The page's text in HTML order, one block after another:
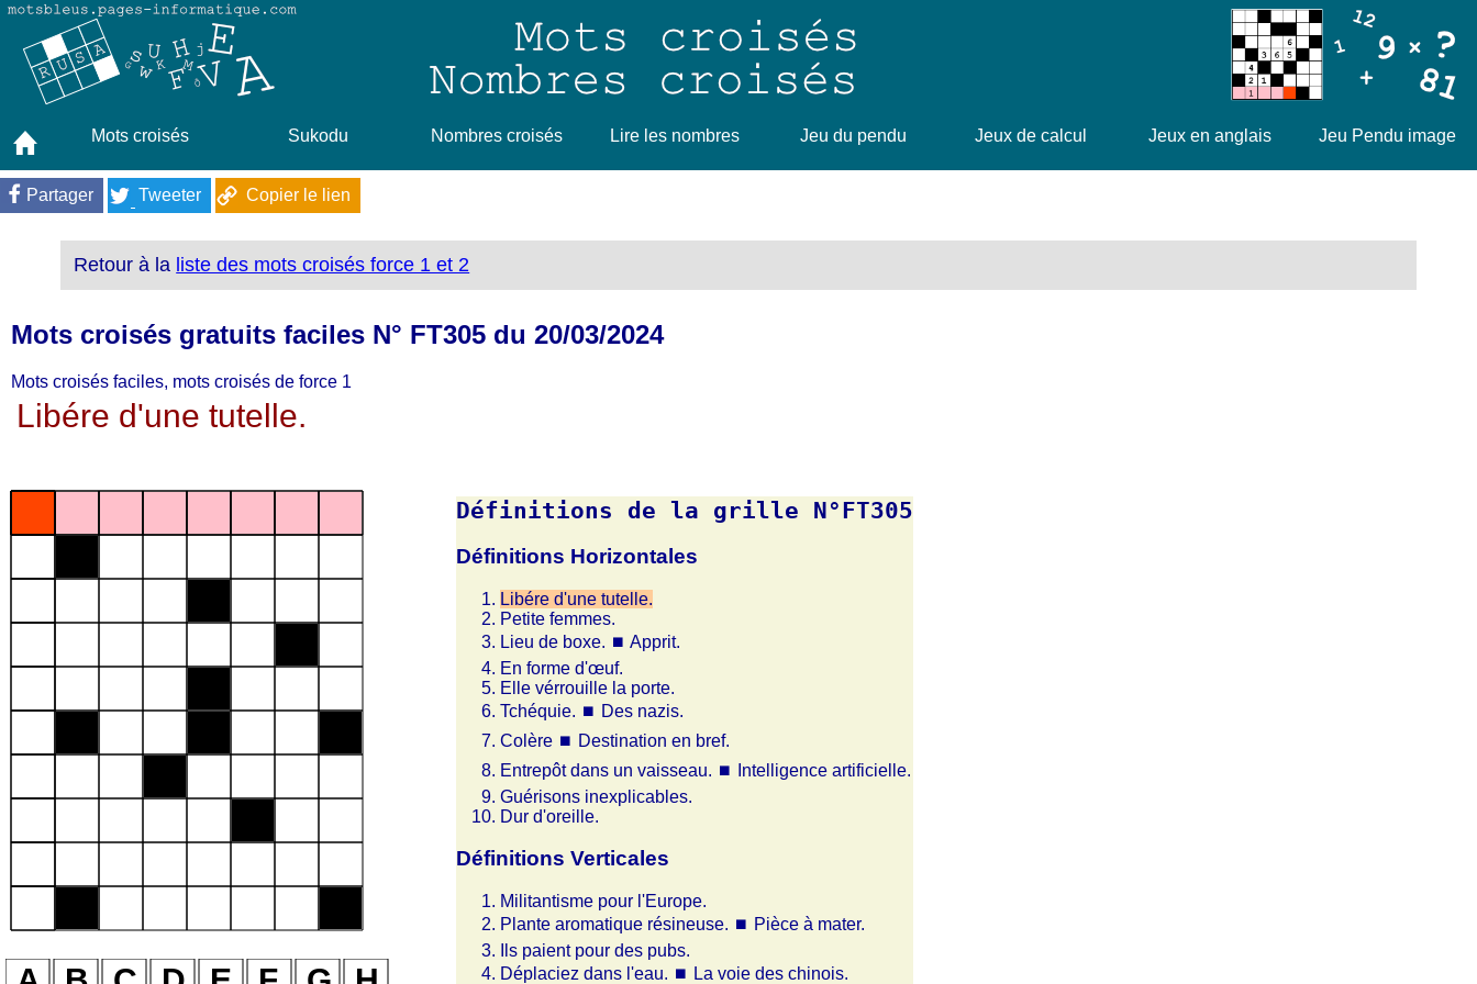
Mots croisés Sukodu Nombres croisés Lire les nombres Jeu du pendu Jeux de calcul Jeux en anglais Jeu Pendu image
Partager Tweeter Copier le lien
Retour à la liste des mots croisés force 1 et 2
Mots croisés gratuits faciles N° FT305 du 20/03/2024
Mots croisés faciles, mots croisés de force 1
Libére d'une tutelle.
Définitions de la grille N°FT305
Définitions Horizontales
Libére d'une tutelle.
Petite femmes.
Lieu de boxe. ⏹ Apprit.
En forme d'œuf.
Elle vérrouille la porte.
Tchéquie. ⏹ Des nazis.
Colère ⏹ Destination en bref.
Entrepôt dans un vaisseau. ⏹
Intelligence artificielle.
Guérisons inexplicables.
Dur d'oreille.
Définitions Verticales
Militantisme pour l'Europe.
Plante aromatique résineuse. ⏹ Pièce à mater.
Ils paient pour des pubs.
Déplaciez dans l'eau. ⏹ La voie des chinois.